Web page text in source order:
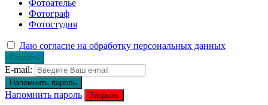
Фотоателье
Фотограф
Фотостудия
Даю согласие на обработку персональных данных
Создать
E-mail:
Напомнить пароль
Напомнить пароль Закрыть